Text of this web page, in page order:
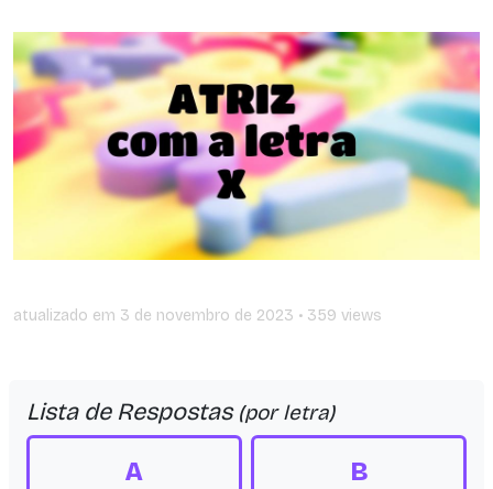
atualizado em 3 de novembro de 2023 • 359 views
Lista de Respostas (por letra)
A B